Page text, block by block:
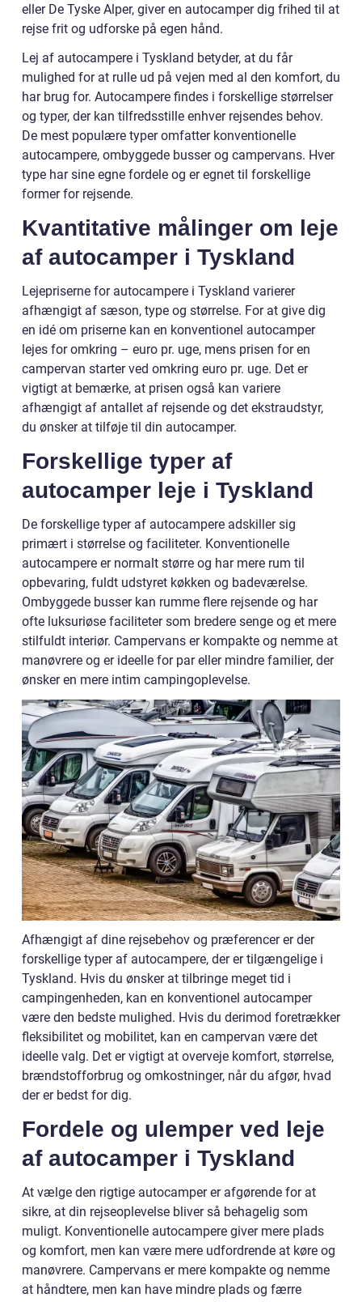
eller De Tyske Alper, giver en autocamper dig frihed til at
rejse frit og udforske på egen hånd.
Lej af autocampere i Tyskland betyder, at du får
mulighed for at rulle ud på vejen med al den komfort, du
har brug for. Autocampere findes i forskellige størrelser
og typer, der kan tilfredsstille enhver rejsendes behov.
De mest populære typer omfatter konventionelle
autocampere, ombyggede busser og campervans. Hver
type har sine egne fordele og er egnet til forskellige
former for rejsende.
Kvantitative målinger om leje
af autocamper i Tyskland
Lejepriserne for autocampere i Tyskland varierer
afhængigt af sæson, type og størrelse. For at give dig
en idé om priserne kan en konventionel autocamper
lejes for omkring – euro pr. uge, mens prisen for en
campervan starter ved omkring euro pr. uge. Det er
vigtigt at bemærke, at prisen også kan variere
afhængigt af antallet af rejsende og det ekstraudstyr,
du ønsker at tilføje til din autocamper.
Forskellige typer af
autocamper leje i Tyskland
De forskellige typer af autocampere adskiller sig
primært i størrelse og faciliteter. Konventionelle
autocampere er normalt større og har mere rum til
opbevaring, fuldt udstyret køkken og badeværelse.
Ombyggede busser kan rumme flere rejsende og har
ofte luksuriøse faciliteter som bredere senge og et mere
stilfuldt interiør. Campervans er kompakte og nemme at
manøvrere og er ideelle for par eller mindre familier, der
ønsker en mere intim campingoplevelse.
Afhængigt af dine rejsebehov og præferencer er der
forskellige typer af autocampere, der er tilgængelige i
Tyskland. Hvis du ønsker at tilbringe meget tid i
campingenheden, kan en konventionel autocamper
være den bedste mulighed. Hvis du derimod foretrækker
fleksibilitet og mobilitet, kan en campervan være det
ideelle valg. Det er vigtigt at overveje komfort, størrelse,
brændstofforbrug og omkostninger, når du afgør, hvad
der er bedst for dig.
Fordele og ulemper ved leje
af autocamper i Tyskland
At vælge den rigtige autocamper er afgørende for at
sikre, at din rejseoplevelse bliver så behagelig som
muligt. Konventionelle autocampere giver mere plads
og komfort, men kan være mere udfordrende at køre og
manøvrere. Campervans er mere kompakte og nemme
at håndtere, men kan have mindre plads og færre